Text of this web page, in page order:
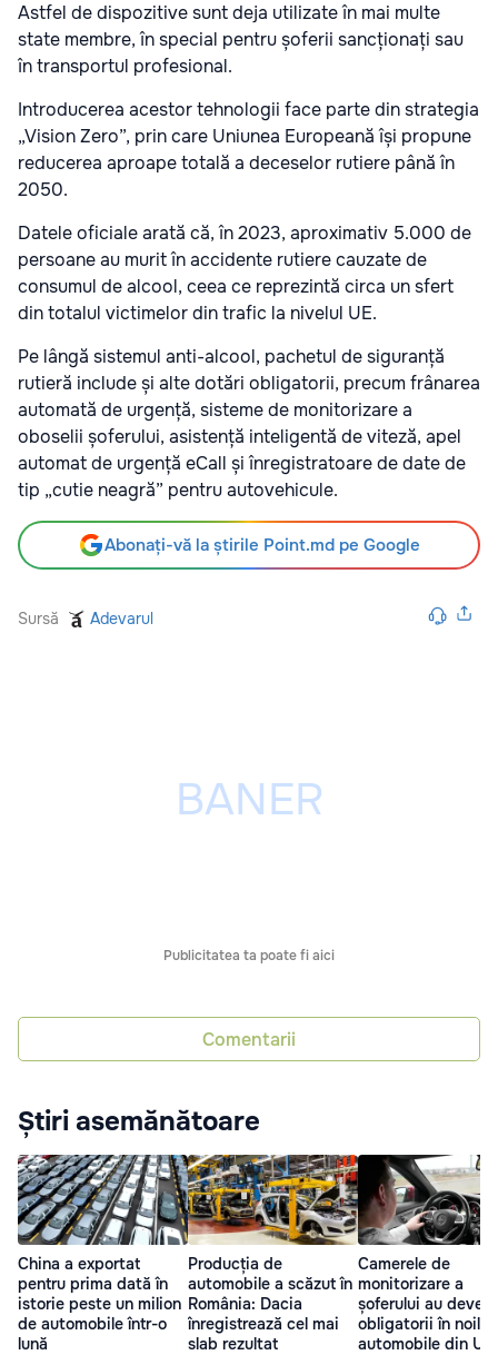
Astfel de dispozitive sunt deja utilizate în mai multe
state membre, în special pentru șoferii sancționați sau
în transportul profesional.
Introducerea acestor tehnologii face parte din strategia
„Vision Zero”, prin care Uniunea Europeană își propune
reducerea aproape totală a deceselor rutiere până în
2050.
Datele oficiale arată că, în 2023, aproximativ 5.000 de
persoane au murit în accidente rutiere cauzate de
consumul de alcool, ceea ce reprezintă circa un sfert
din totalul victimelor din trafic la nivelul UE.
Pe lângă sistemul anti-alcool, pachetul de siguranță
rutieră include și alte dotări obligatorii, precum frânarea
automată de urgență, sisteme de monitorizare a
oboselii șoferului, asistență inteligentă de viteză, apel
automat de urgență eCall și înregistratoare de date de
tip „cutie neagră” pentru autovehicule.
Abonați-vă la știrile Point.md pe Google
Sursă Adevarul
Publicitatea ta poate fi aici
Comentarii
Știri asemănătoare
China a exportat
pentru prima dată în
istorie peste un milion
de automobile într-o
lună
Producția de
automobile a scăzut în
România: Dacia
înregistrează cel mai
slab rezultat
Camerele de
monitorizare a
șoferului au
obligatorii în noile
automobile din UE